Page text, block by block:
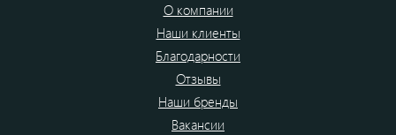
О компании
Наши клиенты
Благодарности
Отзывы
Наши бренды
Вакансии